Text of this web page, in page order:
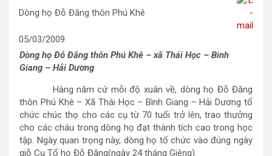
Dòng họ Đỗ Đăng thôn Phú Khê
05/03/2009
Dòng họ Đỗ Đăng thôn Phú Khê – xã Thái Học – Bình
Giang – Hải Dương
Hàng năm cứ mỗi độ xuân về, dòng họ Đỗ Đăng
thôn Phú Khê – Xã Thái Học – Bình Giang – Hải Dương tổ
chức chúc thọ cho các cụ từ 70 tuổi trở lên, trao thưởng
cho các cháu trong dòng họ đạt thành tích cao trong học
tập. Ngày quan trọng này, dòng họ tổ chức vào đúng ngày
giỗ Cụ Tổ họ Đỗ Đăng(ngày 24 tháng Giêng).